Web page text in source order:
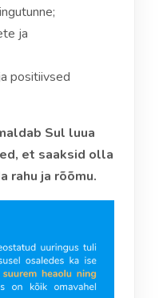
ja
positiivsed
Sul luua
et saaksid olla
rahu ja rõõmu.